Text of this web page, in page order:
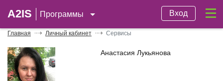
A2IS Программы Вход
Главная Личный кабинет Сервисы
Анастасия Лукьянова